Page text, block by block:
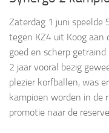
Zaterdag 1 juni speelde
tegen KZ4 uit Koog aan
goed en scherp
2 jaar vooral bezig
plezier korfballen, was
kampioen worden in de
promotie naar de